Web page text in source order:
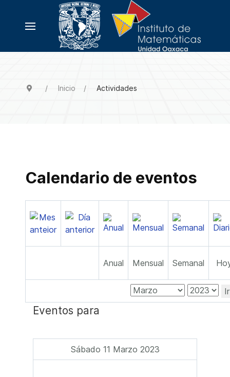
Inicio Actividades
Calendario de eventos
Anual Mensual Semanal
Eventos para
Sábado 11 Marzo 2023